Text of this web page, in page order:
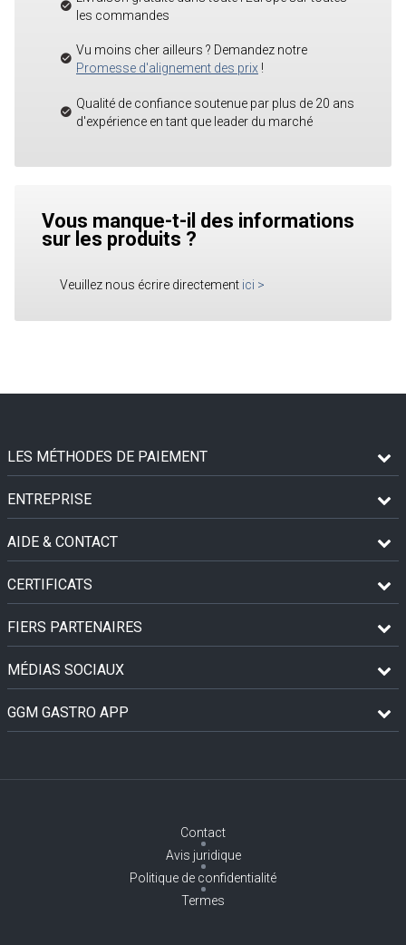
les commandes
Vu moins cher ailleurs ? Demandez notre
Promesse d'alignement des prix !
Qualité de confiance soutenue par plus de 20 ans
d'expérience en tant que leader du marché
Vous manque-t-il des informations
sur les produits ?
Veuillez nous écrire directement ici >
LES MÉTHODES DE PAIEMENT
ENTREPRISE
AIDE & CONTACT
CERTIFICATS
FIERS PARTENAIRES
MÉDIAS SOCIAUX
GGM GASTRO APP
Contact
Avis juridique
Politique de confidentialité
Termes